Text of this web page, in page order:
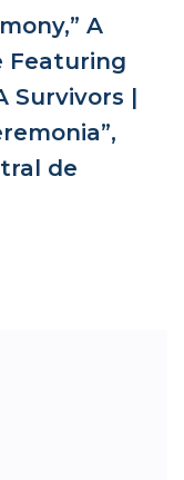
A
Featuring
Survivors |
de